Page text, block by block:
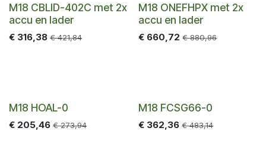
-25%
M18 CBLID-402C met 2x
accu en lader
€ 316,38 €421,84
-25%
M18 ONEFHPX met 2x
accu en lader
€ 660,72 €880,96
-25%
M18 HOAL-0
€ 205,46 €273,94
-25%
M18 FCSG66-0
€ 362,36 €483,14